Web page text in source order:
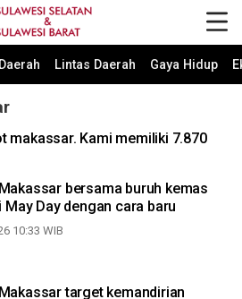
Daerah Lintas Daerah Gaya Hidup
makassar. Kami memiliki 7.870
bersama buruh kemas
May Day dengan cara baru
10:33 WIB
target kemandirian